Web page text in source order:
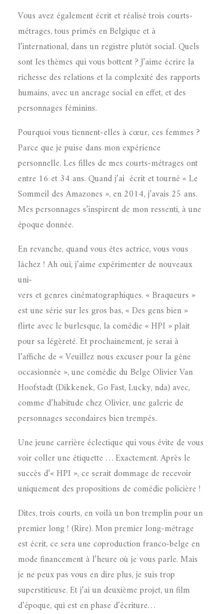
Vous avez également écrit et réalisé trois courts-
métrages, tous primés en Belgique et à
l’international, dans un registre plutôt social. Quels
sont les thèmes qui vous bottent ? J’aime écrire la
richesse des relations et la complexité des rapports
humains, avec un ancrage social en effet, et des
personnages féminins.
Pourquoi vous tiennent-elles à cœur, ces femmes ?
Parce que je puise dans mon expérience
personnelle. Les filles de mes courts-métrages ont
entre 16 et 34 ans. Quand j’ai écrit et tourné « Le
Sommeil des Amazones », en 2014, j’avais 25 ans.
Mes personnages s’inspirent de mon ressenti, à une
époque donnée.
En revanche, quand vous êtes actrice, vous vous
lâchez ! Ah oui, j’aime expérimenter de nouveaux
uni-
vers et genres cinématographiques. « Braqueurs »
est une série sur les gros bas, « Des gens bien »
flirte avec le burlesque, la comédie « HPI » plait
pour sa légèreté. Et prochainement, je serai à
l’affiche de « Veuillez nous excuser pour la gêne
occasionnée », une comédie du Belge Olivier Van
Hoofstadt (Dikkenek, Go Fast, Lucky, nda) avec,
comme d’habitude chez Olivier, une galerie de
personnages secondaires bien trempés.
Une jeune carrière éclectique qui vous évite de vous
voir coller une étiquette … Exactement. Après le
succès d’« HPI », ce serait dommage de recevoir
uniquement des propositions de comédie policière !
Dites, trois courts, en voilà un bon tremplin pour un
premier long ! (Rire). Mon premier long-métrage
est écrit, ce sera une coproduction franco-belge en
mode financement à l’heure où je vous parle. Mais
je ne peux pas vous en dire plus, je suis trop
superstitieuse. Et j’ai un deuxième projet, un film
d’époque, qui est en phase d’écriture…